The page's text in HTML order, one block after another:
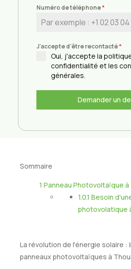
Numéro de téléphone*
J'accepte d'être recontacté*
Oui, j'accepte la
confidentialité et les
générales.
Demander un
Sommaire
1 Panneau Photovoltaïque à
1.0.1 Besoin
photovolatique
La révolution de l'énergie solaire :
panneaux photovoltaïques à